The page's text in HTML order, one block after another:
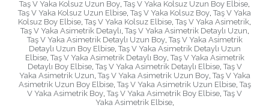
Taş V Yaka Kolsuz Uzun Boy, Taş V Yaka Kolsuz Uzun Boy Elbise,
Taş V Yaka Kolsuz Uzun Elbise, Taş V Yaka Kolsuz Boy, Taş V Yaka
Kolsuz Boy Elbise, Taş V Yaka Kolsuz Elbise, Taş V Yaka Asimetrik,
Taş V Yaka Asimetrik Detaylı, Taş V Yaka Asimetrik Detaylı Uzun,
Taş V Yaka Asimetrik Detaylı Uzun Boy, Taş V Yaka Asimetrik
Detaylı Uzun Boy Elbise, Taş V Yaka Asimetrik Detaylı Uzun
Elbise, Taş V Yaka Asimetrik Detaylı Boy, Taş V Yaka Asimetrik
Detaylı Boy Elbise, Taş V Yaka Asimetrik Detaylı Elbise, Taş V
Yaka Asimetrik Uzun, Taş V Yaka Asimetrik Uzun Boy, Taş V Yaka
Asimetrik Uzun Boy Elbise, Taş V Yaka Asimetrik Uzun Elbise, Taş
V Yaka Asimetrik Boy, Taş V Yaka Asimetrik Boy Elbise, Taş V
Yaka Asimetrik Elbise,